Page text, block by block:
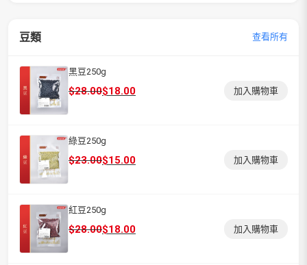
豆類 查看所有
黑豆250g
$28.00
原
格：
$28.00。
$18.00
目
格：
$18.00。
加入購物車
綠豆250g
$23.00
原
格：
$23.00。
$15.00
目
格：
$15.00。
加入購物車
紅豆250g
$28.00
原
$18.00
目
加入購物車